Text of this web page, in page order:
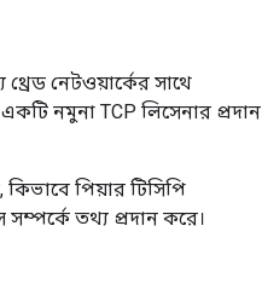
নেটওয়ার্কের সাথে
নমুনা TCP লিসেনার প্রদান
পিয়ার টিসিপি
তথ্য প্রদান করে।